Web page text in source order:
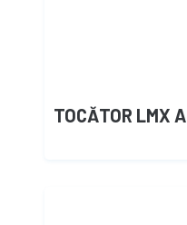
TOCĂTOR LMX A